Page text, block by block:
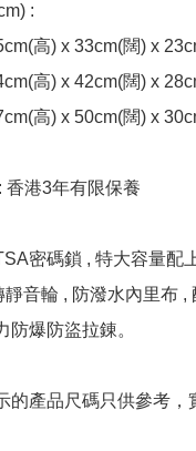
:
高) x 33cm(闊) x
高) x 42cm(闊) x
高) x 50cm(闊) x
香港3年有限保養
密碼鎖 , 特大容量配
音輪 , 防潑水內里布 ,
防爆防盜拉錬。
的產品尺碼只供參考，